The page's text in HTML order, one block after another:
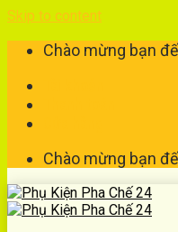
Skip to content
Chào mừng bạn
Chào mừng bạn